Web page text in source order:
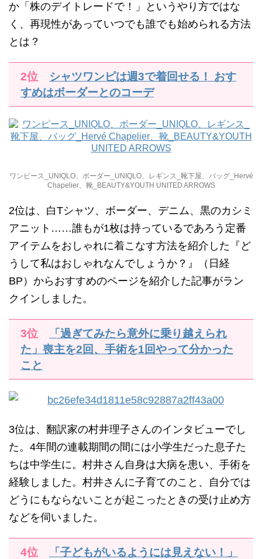
か「株のデイトレードで！」というやり方ではな
く、再現性があっていつでも誰でも始められる方法
とは？
2位 シャツワンピは週3で着回せる！ おす
すめはボーダーとのコーデ
ワンピース_UNIQLO、ボーダー_UNIQLO、レギンス_靴下屋、バッグ_Hervé
Chapelier、靴_BEAUTY&YOUTH UNITED ARROWS
2位は、白Tシャツ、ボーダー、デニム、黒のカシミ
アニット……誰もが1枚は持っているであろう定番
アイテムをおしゃれに着こなす方法を紹介した『ど
うして私はおしゃれなんでしょうか？』（日経
BP）からおすすめのページを紹介した記事がラン
クインしました。
3位
「過ぎてみたら意外に乗り越えられ
た」喪主を2回、手術を1回やって分かった
こと
3位は、翻訳家の村井理子さんのインタビューでし
た。4年間の連載期間の間には小学生だった息子た
ちは中学生に。村井さん自身は大病を患い、手術を
経験しました。村井さんに子育てのこと、自分では
どうにもならないことが起こったときの受け止め方
などを伺いました。
4位
「子どもがいるようには見えない！」